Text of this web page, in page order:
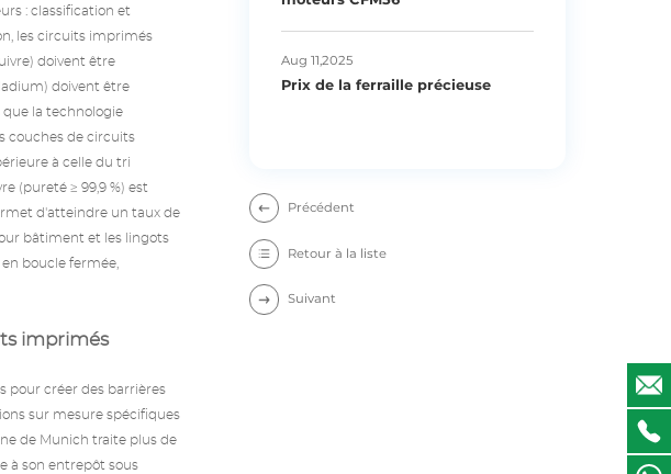
: classification et
les circuits imprimés
doivent être
doivent être
que la technologie
couches de circuits
à celle du tri
(pureté ≥ 99,9 %) est
d'atteindre un taux de
bâtiment et les lingots
boucle fermée,
imprimés
pour créer des barrières
sur mesure spécifiques
de Munich traite plus de
à son entrepôt sous
Aug 11,2025
Prix de la ferraille précieuse
Précédent
Retour à la liste
Suivant